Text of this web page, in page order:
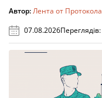
Автор:Лента от Протокола
07.08.2026Переглядів: